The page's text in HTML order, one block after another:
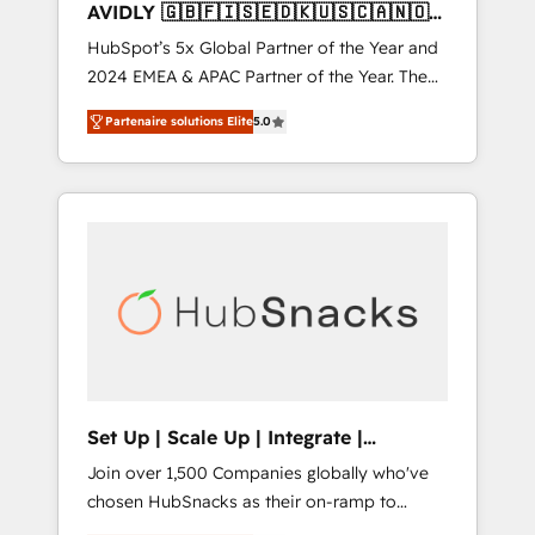
AVIDLY 🇬🇧🇫🇮🇸🇪🇩🇰🇺🇸🇨🇦🇳🇴
🇩🇪🇦🇺🇳🇿
HubSpot’s 5x Global Partner of the Year and
2024 EMEA & APAC Partner of the Year. The
world’s most experienced and fully
accredited HubSpot Solutions Partner. 🚀
With 2,750+ HubSpot projects delivered and
370+ specialists across EMEA, APAC and NAM,
automation, we turn complexity into clarity,
human at global scale. 🏆 HubSpot’s CEO
Partenaire solutions Elite5.0
Set Up | Scale Up | Integrate |
HubSnacks FlexPlan
Join over 1,500 Companies globally who've
chosen HubSnacks as their on-ramp to
HubSpot since 2014 Simple pay-as-you-go